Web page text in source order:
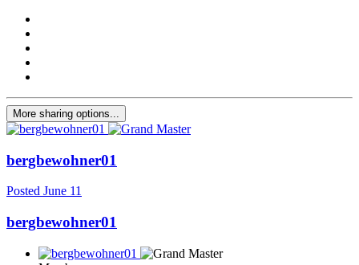
More sharing options...
bergbewohner01
Posted June 11
bergbewohner01